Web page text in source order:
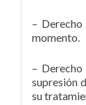
–
momento.
–
supresión
su